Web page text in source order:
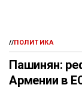
//ПОЛИТИКА
Пашинян:
Армении в